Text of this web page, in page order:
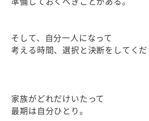
そして、自分一人になって
考える時間、選択と決断をしてくだ
家族がどれだけいたって
最期は自分ひとり。